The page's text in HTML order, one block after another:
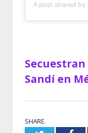
A post shared by
Sandí en
SHARE.